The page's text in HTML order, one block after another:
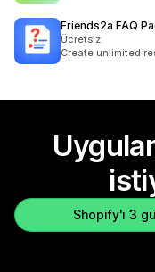
Friends2a FAQ
Ücretsiz
Create unlimited
Shopify'ı 3